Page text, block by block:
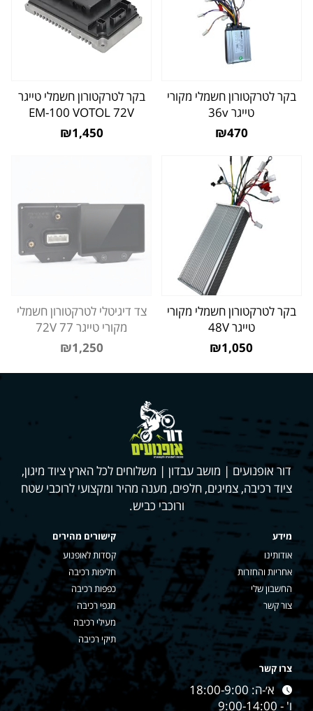
בקר לטרקטורון חשמלי מקורי
טייגר 36v
₪470
בקר לטרקטורון חשמלי טייגר
EM-100 VOTOL 72V
₪1,450
בקר לטרקטורון חשמלי מקורי
טייגר 48V
₪1,050
צד דיגיטלי לטרקטורון חשמלי
מקורי טייגר 77 72V
₪1,250
דור אופנועים | מושב עבדון | משלוחים לכל הארץ ציוד מיגון,
ציוד רכיבה, צמיגים, חלפים, מענה מהיר ומקצועי לרוכבי שטח
ורוכבי כביש.
מידע
אודותינו
אחריות והחזרות
החשבון שלי
צור קשר
קישורים מהירים
קסדות לאופנוע
חליפות רכיבה
כפפות רכיבה
מגפי רכיבה
מעילי רכיבה
תיקי רכיבה
צרו קשר
א׳-ה: 18:00-9:00
ו' - 9:00-14:00